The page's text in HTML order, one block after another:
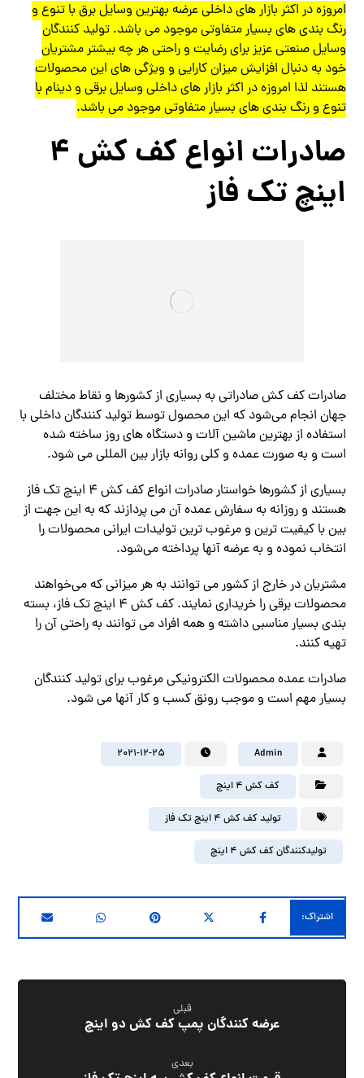
امروزه در اکثر بازار های داخلی عرضه بهترین وسایل برق با تنوع و
رنگ بندی های بسیار متفاوتی موجود می باشد. تولید کنندگان
وسایل صنعتی عزیز برای رضایت و راحتی هر چه بیشتر مشتریان
خود به دنبال افزایش میزان کارایی و ویژگی های این محصولات
هستند لذا امروزه در اکثر بازار های داخلی وسایل برقی و دینام با
تنوع و رنگ بندی های بسیار متفاوتی موجود می باشد.
صادرات انواع کف کش ۴
اینچ تک فاز
صادرات کف کش صادراتی به بسیاری از کشورها و نقاط مختلف
جهان انجام می‌شود که این محصول توسط تولید کنندگان داخلی با
استفاده از بهترین ماشین آلات و دستگاه های روز ساخته شده
است و به صورت عمده و کلی روانه بازار بین المللی می شود.
بسیاری از کشورها خواستار صادرات انواع کف کش ۴ اینچ تک فاز
هستند و روزانه به سفارش عمده آن می پردازند که به این جهت از
بین با کیفیت ترین و مرغوب ترین تولیدات ایرانی محصولات را
انتخاب نموده و به عرضه آنها پرداخته می‌شود.
مشتریان در خارج از کشور می توانند به هر میزانی که می‌خواهند
محصولات برقی را خریداری نمایند. کف کش ۴ اینچ تک فاز، بسته
بندی بسیار مناسبی داشته و همه افراد می توانند به راحتی آن را
تهیه کنند.
صادرات عمده محصولات الکترونیکی مرغوب برای تولید کنندگان
بسیار مهم است و موجب رونق کسب و کار آنها می شود.
Admin
2021-12-25
کف کش ۴ اینچ
تولید کف کش ۴ اینچ تک فاز
تولیدکنندگان کف کش ۴ اینچ
قبلی
عرضه کنندگان پمپ کف کش دو اینچ
بعدی